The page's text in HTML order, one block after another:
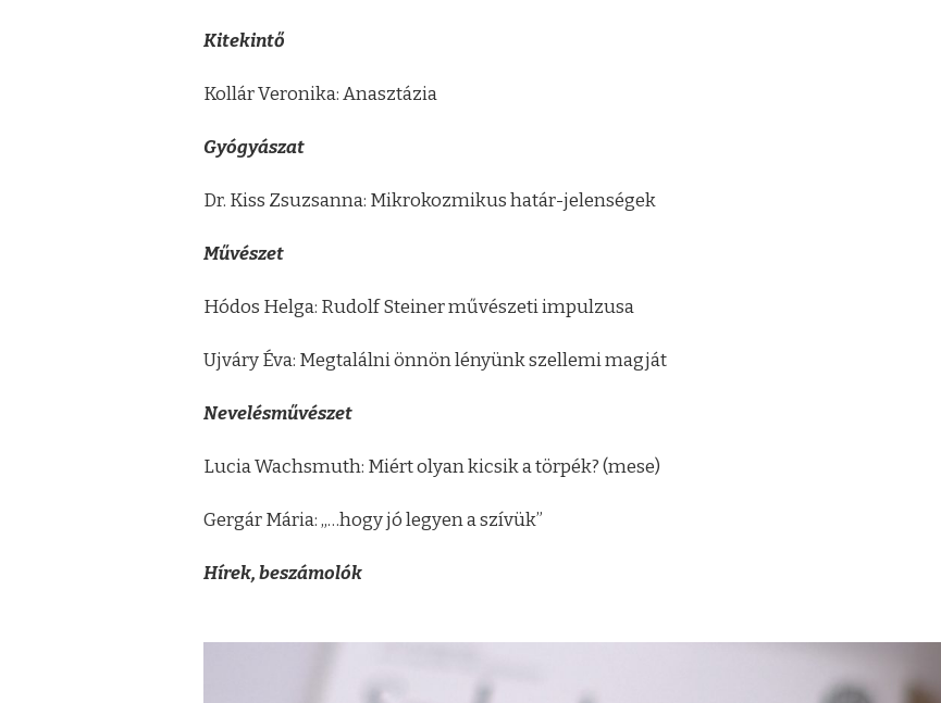
Kitekintő
Kollár Veronika: Anasztázia
Gyógyászat
Dr. Kiss Zsuzsanna: Mikrokozmikus határ-jelenségek
Művészet
Hódos Helga: Rudolf Steiner művészeti impulzusa
Ujváry Éva: Megtalálni önnön lényünk szellemi magját
Nevelésművészet
Lucia Wachsmuth: Miért olyan kicsik a törpék? (mese)
Gergár Mária: „…hogy jó legyen a szívük”
Hírek, beszámolók